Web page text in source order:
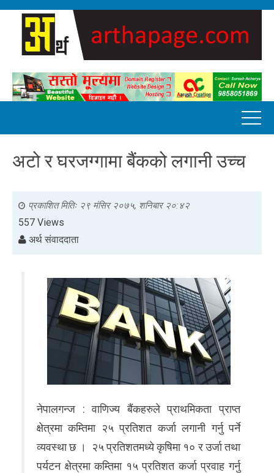
अटो र घरजग्गामा बैंकको लगानी उच्च
प्रकाशित मितिः २९ मंसिर २०७५, शनिबार २०:४२
557 Views
अर्थ संवाददाता
नेपालगन्ज : वाणिज्य बैंकहरुले प्राथमिकता प्राप्त
क्षेत्रमा कम्तिमा २५ प्रतिशत कर्जा लगानी गर्नु पर्ने
व्यवस्था छ । २५ प्रतिशतमध्ये कृषिमा १० र उर्जा तथा
पर्यटन क्षेत्रमा कम्तिमा १५ प्रतिशत कर्जा प्रवाह गर्नु